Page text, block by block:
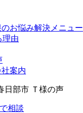
のお悩み解決メニュー
理由
案内
日部市 Ｔ様の声
相談